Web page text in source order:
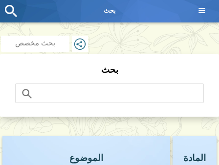
بحث مخصص
بحث
المادة الموضوع
≡ بحث